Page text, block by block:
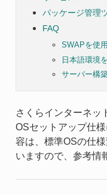
パッケージ管理
FAQ
SWAPを使
日本語環境
サーバー構
さくらインターネッ
OSセットアップ仕
容は、標準OSの仕
いますので、参考情